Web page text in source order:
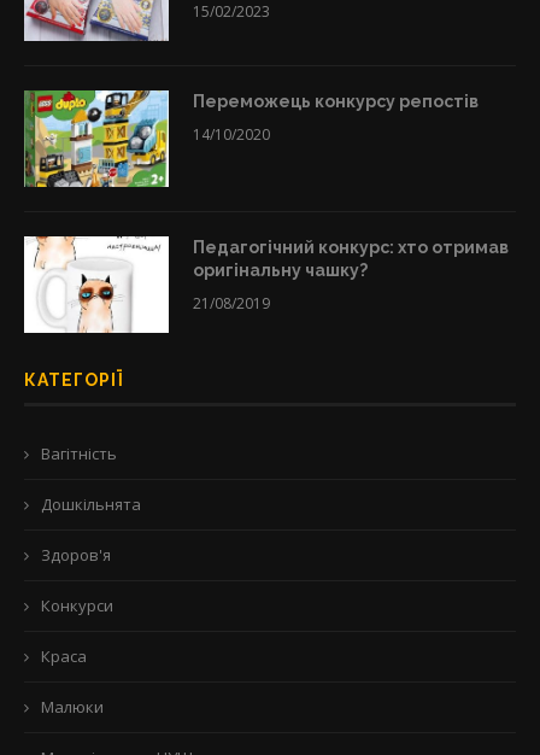
15/02/2023
Переможець конкурсу репостів
14/10/2020
Педагогічний конкурс: хто отримав
оригінальну чашку?
21/08/2019
КАТЕГОРІЇ
Вагітність
Дошкільнята
Здоров'я
Конкурси
Краса
Малюки